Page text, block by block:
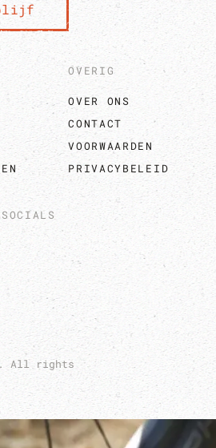
All rights
OVERIG
OVER ONS
CONTACT
VOORWAARDEN
PRIVACYBELEID